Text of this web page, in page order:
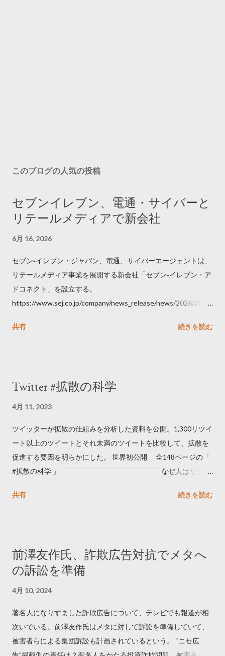
このブログの人気の投稿
セブンイレブン、電通・サイバーと
リテールメディアで新会社
6月 16, 2026
セブン‐イレブン・ジャパン、電通、サイバーエージェントは、
リテールメディア事業を展開する新会社「セブン‐イレブン・ア
ドコネクト」を設立する。
https://www.sej.co.jp/company/news_release/news/2026/2026
共有
続きを読む
Twitter #拡散の科学
4月 11, 2023
ツイッターが拡散の仕組みを分析した資料を公開。1,300リツイ
ート以上のツイートとそれ未満のツイートを比較して、拡散を
促進する要因を明らかにした。 世界初公開 全148ページの「
#拡散の科学 」 ￣￣￣￣￣￣￣￣￣￣￣￣￣￣ なぜ人はリツイ
学しました。 ー バズの目安は1300リツイート ー 人は16の熱量
トするのか？ https://marketing.twitter.com/ja/insights/kakusan
共有 続きを読む
前澤友作氏、詐欺広告対抗でメタへ
の訴訟を準備
4月 10, 2024
著名人になりすました詐欺広告について、テレビでも報道が相
次いでいる。前澤友作氏はメタに対して訴訟を準備していて、
被害者らによる集団訴訟も計画されているという。 “ニセ広